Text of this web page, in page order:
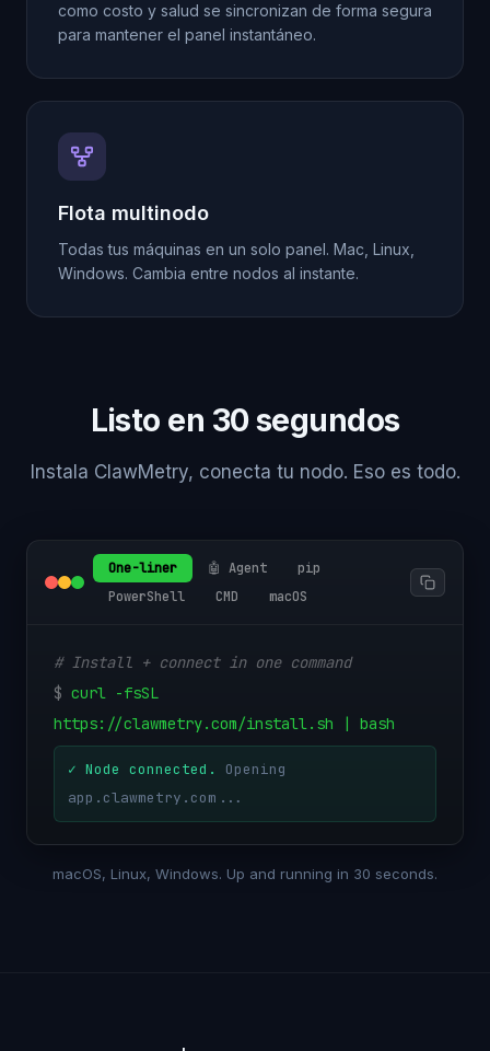
como costo y salud se sincronizan de forma segura
para mantener el panel instantáneo.
Flota multinodo
Todas tus máquinas en un solo panel. Mac, Linux,
Windows. Cambia entre nodos al instante.
Listo en 30 segundos
Instala ClawMetry, conecta tu nodo. Eso es todo.
One-liner 🤖 Agent
pip
PowerShell
CMD macOS
# Install + connect in one command
$ curl -fsSL
https://clawmetry.com/install.sh | bash
✓ Node connected.
Opening
app.clawmetry.com...
macOS, Linux, Windows. Up and running in 30 seconds.